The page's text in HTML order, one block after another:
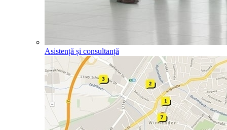
Asistență și consultanță